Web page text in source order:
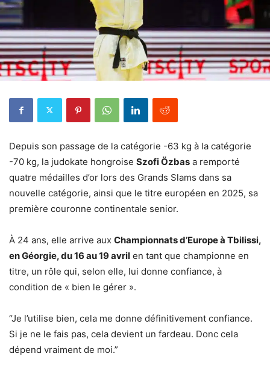
Depuis son passage de la catégorie -63 kg à la catégorie
-70 kg, la judokate hongroise Szofi Özbas a remporté
quatre médailles d’or lors des Grands Slams dans sa
nouvelle catégorie, ainsi que le titre européen en 2025, sa
première couronne continentale senior.
À 24 ans, elle arrive aux Championnats d’Europe à Tbilissi,
en Géorgie, du 16 au 19 avril en tant que championne en
titre, un rôle qui, selon elle, lui donne confiance, à
condition de « bien le gérer ».
“Je l’utilise bien, cela me donne définitivement confiance.
Si je ne le fais pas, cela devient un fardeau. Donc cela
dépend vraiment de moi.”